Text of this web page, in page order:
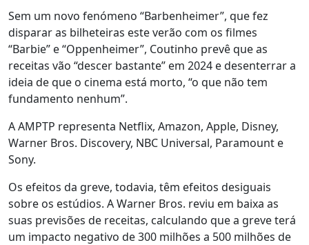
Sem um novo fenómeno “Barbenheimer”, que fez
disparar as bilheteiras este verão com os filmes
“Barbie” e “Oppenheimer”, Coutinho prevê que as
receitas vão “descer bastante” em 2024 e desenterrar a
ideia de que o cinema está morto, “o que não tem
fundamento nenhum”.
A AMPTP representa Netflix, Amazon, Apple, Disney,
Warner Bros. Discovery, NBC Universal, Paramount e
Sony.
Os efeitos da greve, todavia, têm efeitos desiguais
sobre os estúdios. A Warner Bros. reviu em baixa as
suas previsões de receitas, calculando que a greve terá
um impacto negativo de 300 milhões a 500 milhões de